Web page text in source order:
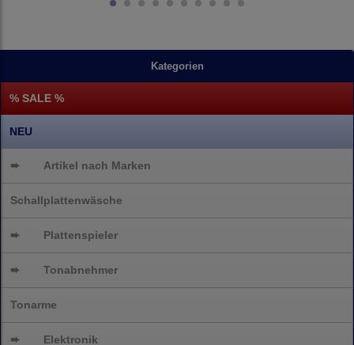
Kategorien
% SALE %
NEU
➨ Artikel nach Marken
Schallplattenwäsche
➨ Plattenspieler
➨ Tonabnehmer
Tonarme
➨ Elektronik